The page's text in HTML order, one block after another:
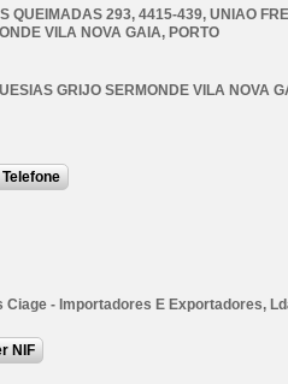
QUEIMADAS 293, 4415-439, UNIAO
VILA NOVA GAIA, PORTO
GRIJO SERMONDE VILA NOVA
Telefone
Ciage - Importadores E Exportadores,
NIF